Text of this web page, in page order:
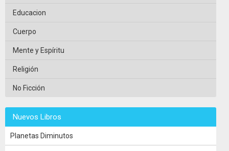
Educacion
Cuerpo
Mente y Espíritu
Religión
No Ficción
Nuevos Libros
Planetas Diminutos